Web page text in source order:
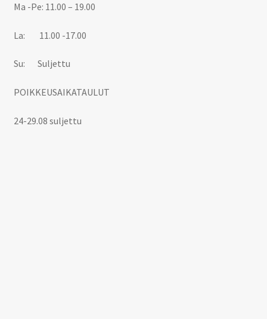
Ma -Pe: 11.00 – 19.00
La: 11.00 -17.00
Su: Suljettu
POIKKEUSAIKATAULUT
24-29.08 suljettu